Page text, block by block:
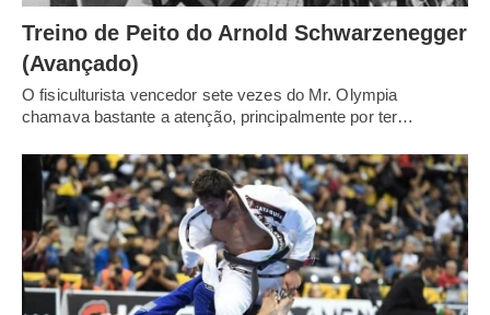
Treino de Peito do Arnold Schwarzenegger
(Avançado)
O fisiculturista vencedor sete vezes do Mr. Olympia
chamava bastante a atenção, principalmente por ter…